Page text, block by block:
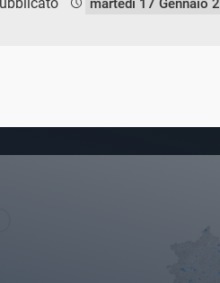
martedì 17 Gennaio